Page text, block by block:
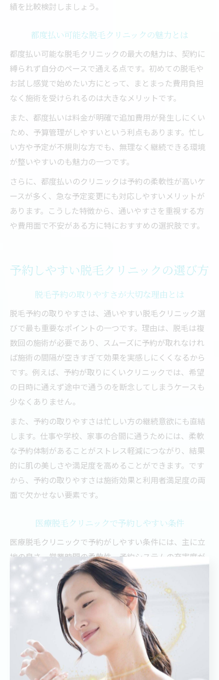
績を比較検討しましょう。
都度払い可能な脱毛クリニックの魅力とは
都度払い可能な脱毛クリニックの最大の魅力は、契約に
縛られず自分のペースで通える点です。初めての脱毛や
お試し感覚で始めたい方にとって、まとまった費用負担
なく施術を受けられるのは大きなメリットです。
また、都度払いは料金が明確で追加費用が発生しにくい
ため、予算管理がしやすいという利点もあります。忙し
い方や予定が不規則な方でも、無理なく継続できる環境
が整いやすいのも魅力の一つです。
さらに、都度払いのクリニックは予約の柔軟性が高いケ
ースが多く、急な予定変更にも対応しやすいメリットが
あります。こうした特徴から、通いやすさを重視する方
や費用面で不安がある方に特におすすめの選択肢です。
予約しやすい脱毛クリニックの選び方
脱毛予約の取りやすさが大切な理由とは
脱毛予約の取りやすさは、通いやすい脱毛クリニック選
びで最も重要なポイントの一つです。理由は、脱毛は複
数回の施術が必要であり、スムーズに予約が取れなけれ
ば施術の間隔が空きすぎて効果を実感しにくくなるから
です。例えば、予約が取りにくいクリニックでは、希望
の日時に通えず途中で通うのを断念してしまうケースも
少なくありません。
また、予約の取りやすさは忙しい方の継続意欲にも直結
します。仕事や学校、家事の合間に通うためには、柔軟
な予約体制があることがストレス軽減につながり、結果
的に肌の美しさや満足度を高めることができます。です
から、予約の取りやすさは施術効果と利用者満足度の両
面で欠かせない要素です。
医療脱毛クリニックで予約しやすい条件
医療脱毛クリニックで予約がしやすい条件には、主に立
地の良さ、営業時間の柔軟性、予約システムの充実度が
挙げられます。立地が駅近などアクセスが良い場所にあ
るクリニックは、仕事帰りや買い物ついでに通いやす
く、予約も取りやすい傾向があります。
さらに、夜間や土日の営業をしているクリニックは、平
日忙しい方でも通いやすく、予約の選択肢が増えるため
予約枠が埋まりにくいメリットがあります。オンライン
での予約変更やキャンセルが可能なシステムを導入して